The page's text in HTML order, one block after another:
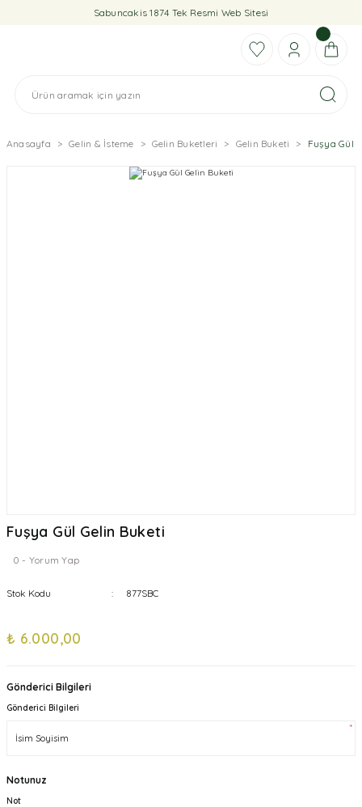
Sabuncakis 1874 Tek Resmi Web Sitesi
Anasayfa Gelin & İsteme Gelin Buketleri Gelin Buketi Fuşya Gül
Fuşya Gül Gelin Buketi
0 - Yorum Yap
Stok Kodu 877SBC
₺ 6.000,00
Gönderici Bilgileri
Gönderici Bilgileri
*
Notunuz
Not